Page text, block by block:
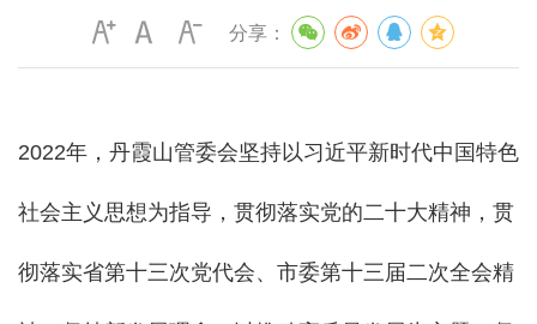
分享：
2022年，丹霞山管委会坚持以习近平新时代中国特色
社会主义思想为指导，贯彻落实党的二十大精神，贯
彻落实省第十三次党代会、市委第十三届二次全会精